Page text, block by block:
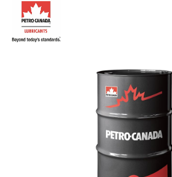
Bildergalerie überspringen